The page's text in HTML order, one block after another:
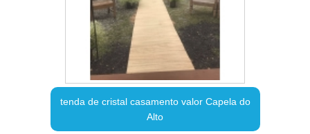
tenda de cristal casamento valor Capela do
Alto